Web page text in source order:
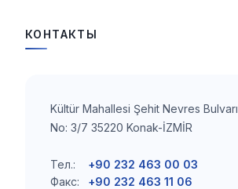
КОНТАКТЫ
Kültür Mahallesi Şehit Nevres Bulvarı
No: 3/7 35220 Konak-İZMİR
Тел.:
+90 232 463 00 03
Факс:
+90 232 463 11 06